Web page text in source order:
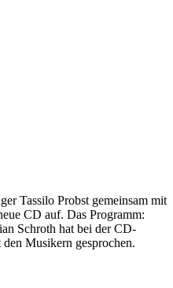
Tassilo Probst gemeinsam mit
CD auf. Das Programm:
Schroth hat bei der CD-
Musikern gesprochen.